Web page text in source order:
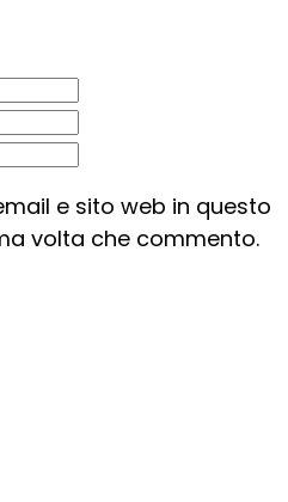
e sito web in questo
volta che commento.